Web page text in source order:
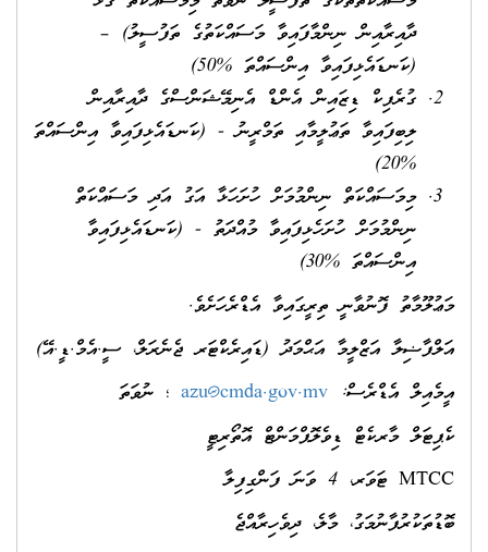
ދާއިރާއިން ނިންމާފައިވާ މަސައްކަތުގެ ތަފުސީލު) –
(ކަނޑައެޅިފައިވާ އިންސައްތަ %50)
ގުރެފިކް ޑިޒައިން އެންޑް އެނިމޭޝަންސްގެ ދާއިރާއިން
ލިބިފައިވާ ތަޢުލީމާއި ތަމްރީނު - (ކަނޑައެޅިފައިވާ އިންސައްތަ
%20)
މިމަސައްކަތް ނިންމުމަށް ހުށަހަޅާ އަގު އަދި މަސައްކަތް
ނިންމުމަށް ހުށަހެޅިފައިވާ މުއްދަތު - (ކަނޑައެޅިފައިވާ
އިންސައްތަ %30)
މަޢުލޫމާތު ފޮނުވާނީ ތިރީގައިވާ އެޑްރެހަށެވެ.
އަލްފާޟިލާ އަޒްލީމާ އަޙްމަދު (ޑައިރެކްޓަރ ޖެނެރަލް، ސީ.އެމް.ޑީ.އޭ)
އީމެއިލް އެޑްރެސް: azu@cmda.gov.mv ؛ ނުވަތަ
ކެޕިޓަލް މާރކެޓް ޑިވެލޮޕްމަންޓް އޮތޯރިޓީ
MTCC ޓަވަރ، 4 ވަނަ ފަންގިފިލާ
ބޮޑުތަކުރުފާނުމަގު، މާލެ، ދިވެހިރާއްޖެ